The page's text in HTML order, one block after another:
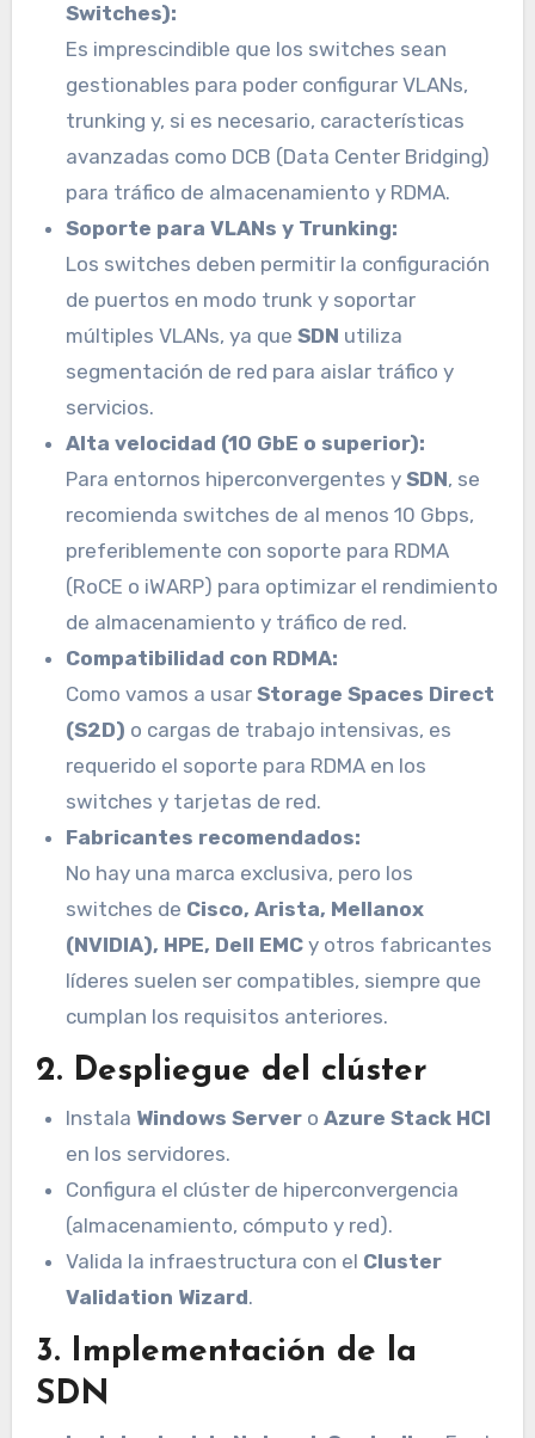
Switches):
Es imprescindible que los switches sean
gestionables para poder configurar VLANs,
trunking y, si es necesario, características
avanzadas como DCB (Data Center Bridging)
para tráfico de almacenamiento y RDMA.
Soporte para VLANs y Trunking:
Los switches deben permitir la configuración
de puertos en modo trunk y soportar
múltiples VLANs, ya queSDN utiliza
segmentación de red para aislar tráfico y
servicios.
Alta velocidad (10 GbE o superior):
Para entornos hiperconvergentes ySDN, se
recomienda switches de al menos 10 Gbps,
preferiblemente con soporte para RDMA
(RoCE o iWARP) para optimizar el rendimiento
de almacenamiento y tráfico de red.
Compatibilidad con RDMA:
Como vamos a usarStorage Spaces Direct
(S2D) o cargas de trabajo intensivas, es
requerido el soporte para RDMA en los
switches y tarjetas de red.
Fabricantes recomendados:
No hay una marca exclusiva, pero los
switches de Cisco, Arista, Mellanox
(NVIDIA), HPE, Dell EMC y otros fabricantes
líderes suelen ser compatibles, siempre que
cumplan los requisitos anteriores.
2. Despliegue del clúster
Instala Windows Server oAzure Stack HCI
en los servidores.
Configura el clúster de hiperconvergencia
(almacenamiento, cómputo y red).
Valida la infraestructura con el Cluster
Validation Wizard.
3. Implementación de la
SDN